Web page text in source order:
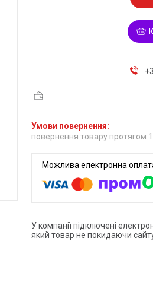
повернення товару протягом
У компанії підключені
який товар не покидаючи